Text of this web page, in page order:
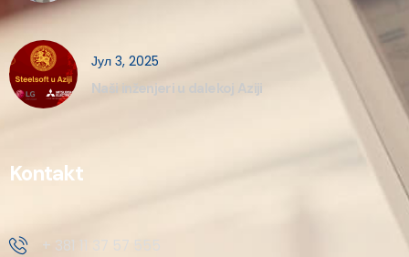
Јул 3, 2025
Naši inženjeri u dalekoj Aziji
Kontakt
+ 381 11 37 57 555